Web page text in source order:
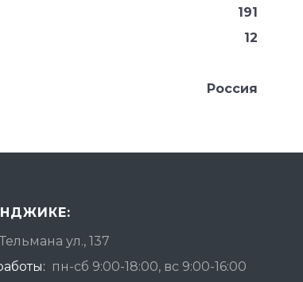
191
12
Россия
Тельмана ул., 137
пн-сб 9:00-18:00, вс 9:00-16:00